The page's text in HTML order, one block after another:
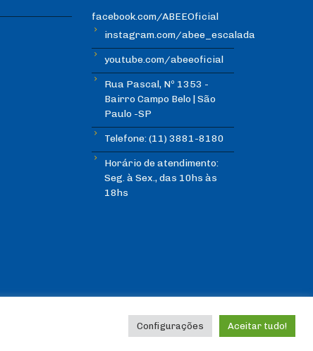
facebook.com/ABEEOficial
instagram.com/abee_escalada
youtube.com/abeeoficial
Rua Pascal, Nº 1353 -
Bairro Campo Belo | São
Paulo -SP
Telefone: (11) 3881-8180
Horário de atendimento:
Seg. à Sex., das 10hs às
18hs
Configurações Aceitar tudo!